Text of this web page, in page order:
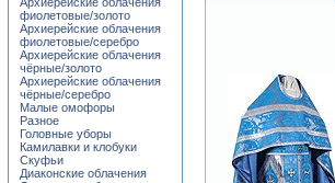
фиолетовые/золото
Архиерейские облачения
фиолетовые/серебро
Архиерейские облачения
чёрные/золото
Архиерейские облачения
чёрные/серебро
Малые омофоры
Разное
Головные уборы
Камилавки и клобуки
Скуфьи
Диаконские облачения